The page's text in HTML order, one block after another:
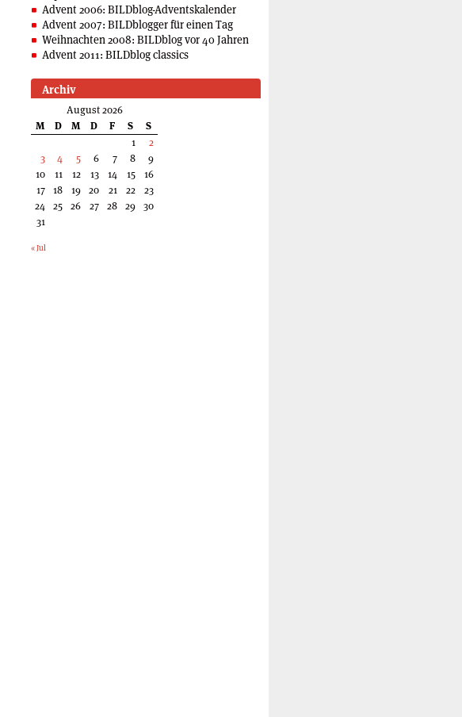
Advent 2006: BILDblog-Adventskalender
Advent 2007: BILDblogger für einen Tag
Weihnachten 2008: BILDblog vor 40 Jahren
Advent 2011: BILDblog classics
Archiv
August 2026
M
D M D F S
S
1
2
3
4 5 6 7 8
9
10
11 12 13 14 15
16
17 18 19 20 21 22
23
24 25 26 27 28 29 30
31
« Jul